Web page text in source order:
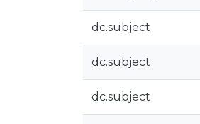
dc.subject
dc.subject
dc.subject